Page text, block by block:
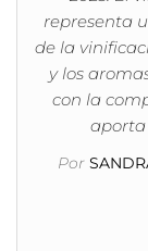
representa
de la
y los
con la
aporta
Por